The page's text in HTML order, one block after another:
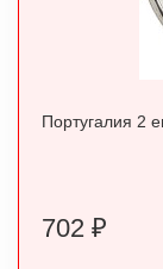
Португалия 2
702 ₽